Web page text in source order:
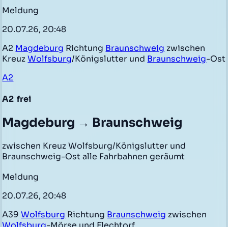
Meldung
20.07.26, 20:48
A2 Magdeburg Richtung Braunschweig zwischen
KreuzWolfsburg/Königslutter und Braunschweig-Ost
A2
A2 frei
Magdeburg → Braunschweig
zwischen Kreuz Wolfsburg/Königslutter und
Braunschweig-Ost alle Fahrbahnen geräumt
Meldung
20.07.26, 20:48
A39Wolfsburg Richtung Braunschweig zwischen